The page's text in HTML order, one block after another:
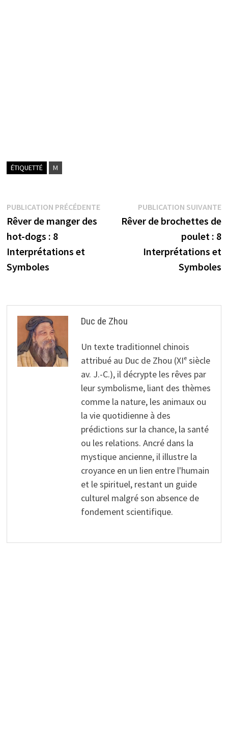
ÉTIQUETTÉ M
Navigation
de
l’article
PUBLICATION PRÉCÉDENTEPublication
précédente :
Rêver de manger des
hot-dogs : 8
Interprétations et
Symboles
PUBLICATION SUIVANTE
Rêver de brochettes de
poulet : 8
Interprétations et
Symboles
Duc de Zhou
Un texte traditionnel chinois
attribué au Duc de Zhou (XIᵉ siècle
av. J.-C.), il décrypte les rêves par
leur symbolisme, liant des thèmes
comme la nature, les animaux ou
la vie quotidienne à des
prédictions sur la chance, la santé
ou les relations. Ancré dans la
mystique ancienne, il illustre la
croyance en un lien entre l'humain
et le spirituel, restant un guide
culturel malgré son absence de
fondement scientifique.